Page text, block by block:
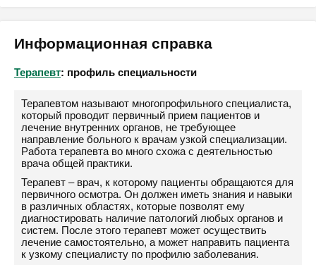
Информационная справка
Терапевт: профиль специальности
Терапевтом называют многопрофильного специалиста,
который проводит первичный прием пациентов и
лечение внутренних органов, не требующее
направление больного к врачам узкой специализации.
Работа терапевта во много схожа с деятельностью
врача общей практики.
Терапевт – врач, к которому пациенты обращаются для
первичного осмотра. Он должен иметь знания и навыки
в различных областях, которые позволят ему
диагностировать наличие патологий любых органов и
систем. После этого терапевт может осуществить
лечение самостоятельно, а может направить пациента
к узкому специалисту по профилю заболевания.